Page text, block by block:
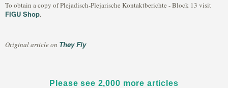
To obtain a copy of Plejadisch-Plejarische Kontaktberichte - Block 13 visit
FIGU Shop.
Original article on They Fly
Please see 2,000 more articles